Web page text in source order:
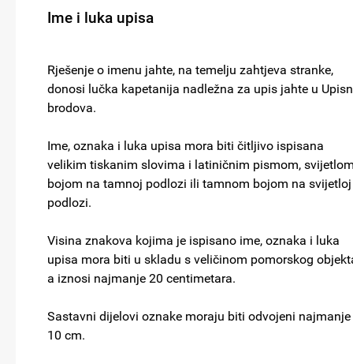
Ime i luka upisa
Rješenje o imenu jahte, na temelju zahtjeva stranke,
donosi lučka kapetanija nadležna za upis jahte u
brodova.
Ime, oznaka i luka upisa mora biti čitljivo ispisana
velikim tiskanim slovima i latiničnim pismom,
bojom na tamnoj podlozi ili tamnom bojom na svijetloj
podlozi.
Visina znakova kojima je ispisano ime, oznaka i luka
upisa mora biti u skladu s veličinom pomorskog
a iznosi najmanje 20 centimetara.
Sastavni dijelovi oznake moraju biti odvojeni najmanje
10 cm.